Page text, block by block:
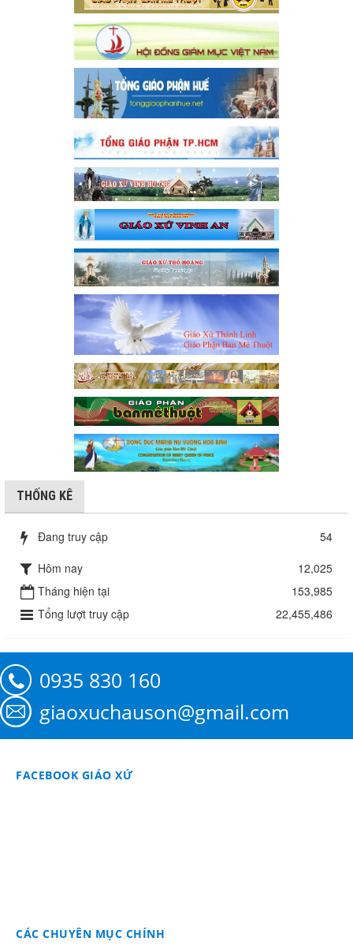
THỐNG KÊ
Đang truy cập
54
Hôm nay
12,025
Tháng hiện tại
153,985
Tổng lượt truy cập
22,455,486
0935 830 160
giaoxuchauson@gmail.com
FACEBOOK GIÁO XỨ
CÁC CHUYÊN MỤC CHÍNH